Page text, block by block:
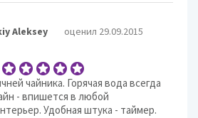
Aleksey оценил 29.09.2015
чайника. Горячая вода всегда
- впишется в любой
Удобная штука - таймер.